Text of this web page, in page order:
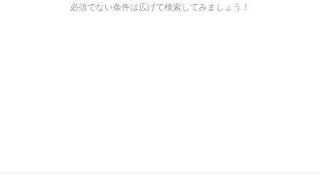
必須でない条件は広げて検索してみましょう！